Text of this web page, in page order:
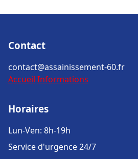
Contact
contact@assainissement-60.fr
Accueil Informations
Horaires
Lun-Ven: 8h-19h
Service d'urgence 24/7